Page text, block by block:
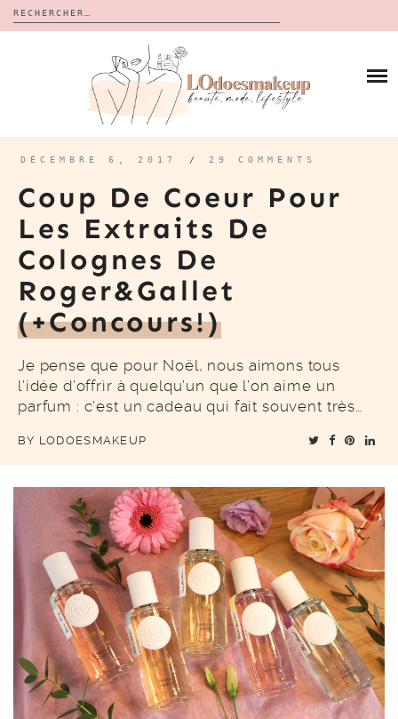
Rechercher :
CALENDRIERS DE L’AVENT
BON PLAN
À PROPOS
CONTACT
DÉCEMBRE 6, 2017 / 29 COMMENTS
Coup De Coeur Pour
Les Extraits De
Colognes De
Roger&Gallet
(+concours!)
Je pense que pour Noël, nous aimons tous
l’idée d’offrir à quelqu’un que l’on aime un
parfum : c’est un cadeau qui fait souvent très…
BY LODOESMAKEUP